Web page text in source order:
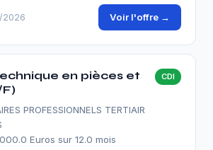
2026 Voir l'offre →
en pièces et
CDI
PROFESSIONNELS TERTIAIR
Euros sur 12.0 mois